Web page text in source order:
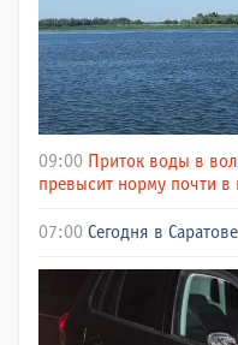
09:00 Приток воды в
превысит норму почти в
07:00 Сегодня в